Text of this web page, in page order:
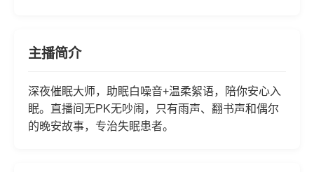
主播简介
深夜催眠大师，助眠白噪音+温柔絮语，陪你安心入
眠。直播间无PK无吵闹，只有雨声、翻书声和偶尔
的晚安故事，专治失眠患者。